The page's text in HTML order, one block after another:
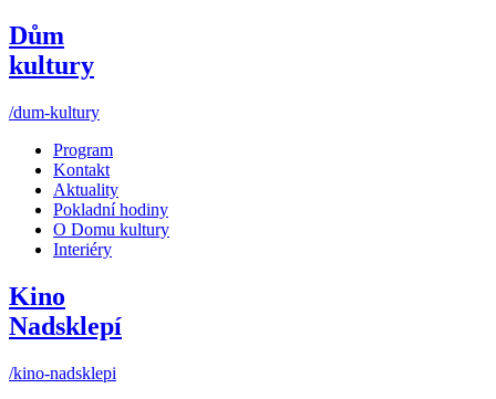
Dům
kultury
/dum-kultury
Program
Kontakt
Aktuality
Pokladní hodiny
O Domu kultury
Interiéry
Kino
Nadsklepí
/kino-nadsklepi